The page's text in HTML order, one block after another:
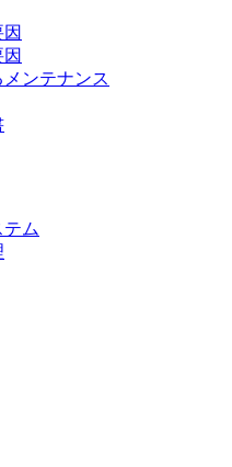
ンテナンス
ム